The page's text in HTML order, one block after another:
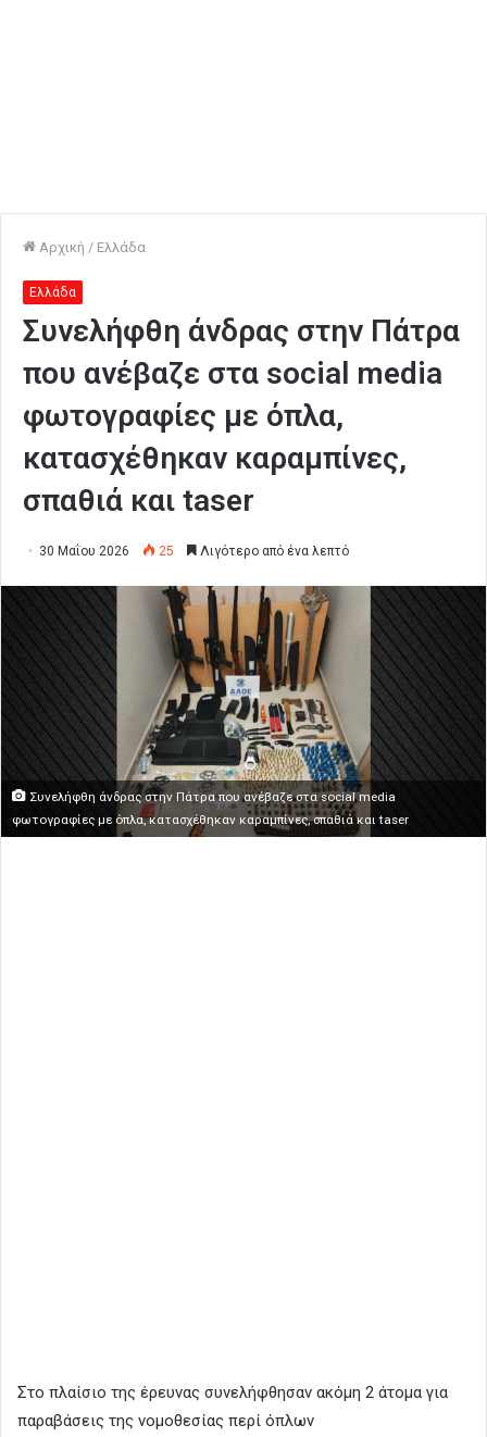
Αρχική / Ελλάδα
Ελλάδα
Συνελήφθη άνδρας στην Πάτρα
που ανέβαζε στα social media
φωτογραφίες με όπλα,
κατασχέθηκαν καραμπίνες,
σπαθιά και taser
30 Μαΐου 2026 25 Λιγότερο από ένα λεπτό
Συνελήφθη άνδρας στην Πάτρα που ανέβαζε στα social media
φωτογραφίες με όπλα, κατασχέθηκαν καραμπίνες, σπαθιά και taser
Στο πλαίσιο της έρευνας συνελήφθησαν ακόμη 2 άτομα για
παραβάσεις της νομοθεσίας περί όπλων